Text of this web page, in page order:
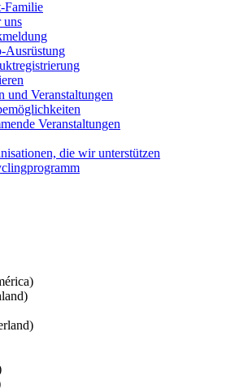
Familie
uns
Ausrüstung
und Veranstaltungen
Veranstaltungen
die wir unterstützen